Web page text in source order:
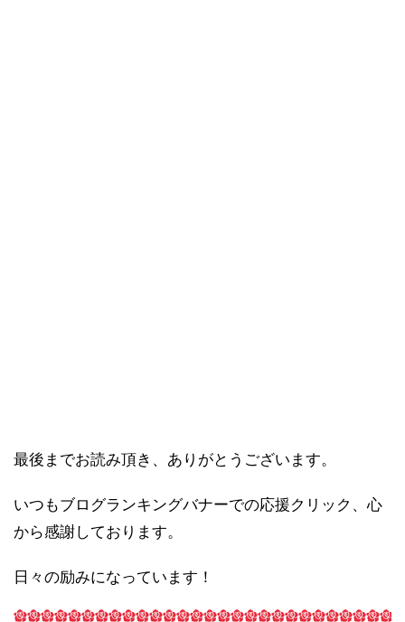
最後までお読み頂き、ありがとうございます。
いつもブログランキングバナーでの応援クリック、心
から感謝しております。
日々の励みになっています！